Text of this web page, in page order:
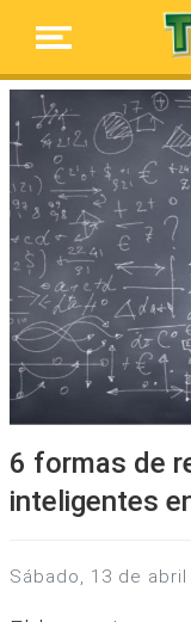
6 formas de
inteligentes
sábado, 13 de